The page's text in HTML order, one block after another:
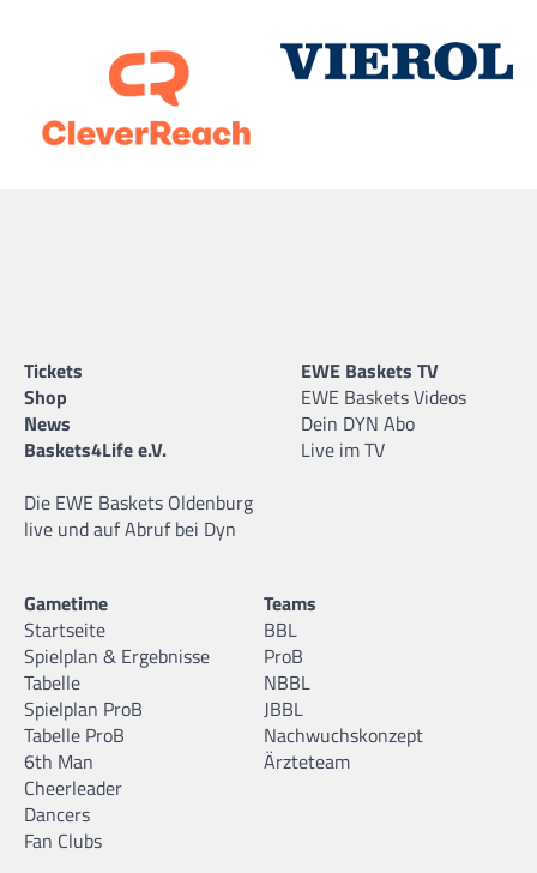
Tickets
Shop
News
Baskets4Life e.V.
Die EWE Baskets Oldenburg
live und auf Abruf bei Dyn
EWE Baskets TV
EWE Baskets Videos
Dein DYN Abo
Live im TV
Gametime
Startseite
Spielplan & Ergebnisse
Tabelle
Spielplan ProB
Tabelle ProB
6th Man
Cheerleader
Dancers
Fan Clubs
Teams
BBL
ProB
NBBL
JBBL
Nachwuchskonzept
Ärzteteam